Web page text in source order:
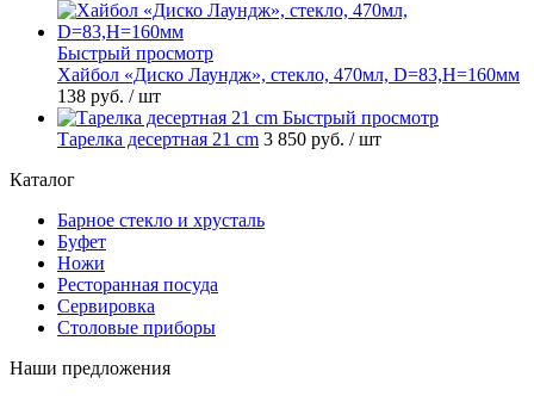
Быстрый просмотр
Хайбол «Диско Лаундж», стекло, 470мл, D=83,H=160мм
138 руб. / шт
Быстрый просмотр
Тарелка десертная 21 cm 3 850 руб. / шт
Каталог
Барное стекло и хрусталь
Буфет
Ножи
Ресторанная посуда
Сервировка
Столовые приборы
Наши предложения